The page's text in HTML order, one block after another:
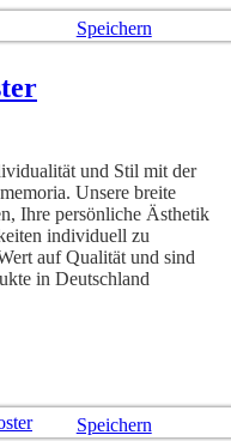
Speichern
und Stil mit der
Unsere breite
Ihre persönliche Ästhetik
individuell zu
auf Qualität und sind
in Deutschland
Speichern